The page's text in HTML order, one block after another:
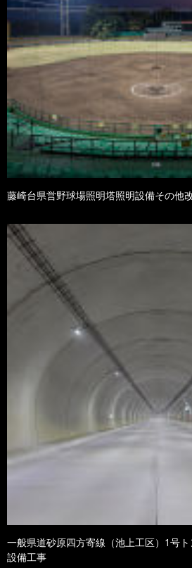
藤崎台県営野球場照明塔照明設備その他
一般県道砂原四方寄線（池上工区）1号
設備工事